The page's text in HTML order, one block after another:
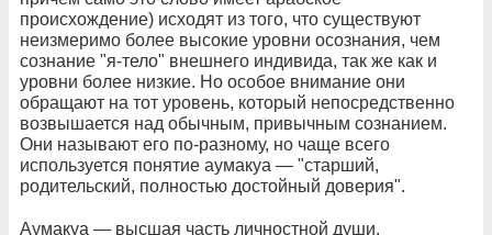
происхождение) исходят из того, что существуют
неизмеримо более высокие уровни осознания, чем
сознание "я-тело" внешнего индивида, так же как и
уровни более низкие. Но особое внимание они
обращают на тот уровень, который непосредственно
возвышается над обычным, привычным сознанием.
Они называют его по-разному, но чаще всего
используется понятие аумакуа — "старший,
родительский, полностью достойный доверия".
Аумакуа — высшая часть личностной души.